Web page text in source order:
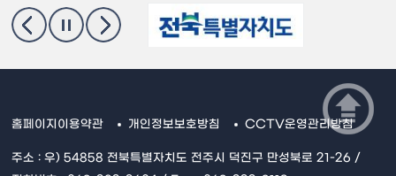
홈페이지이용약관 개인정보보호방침 CCTV운영관리방침
주소 : 우) 54858 전북특별자치도 전주시 덕진구 만성북로 21-26 /